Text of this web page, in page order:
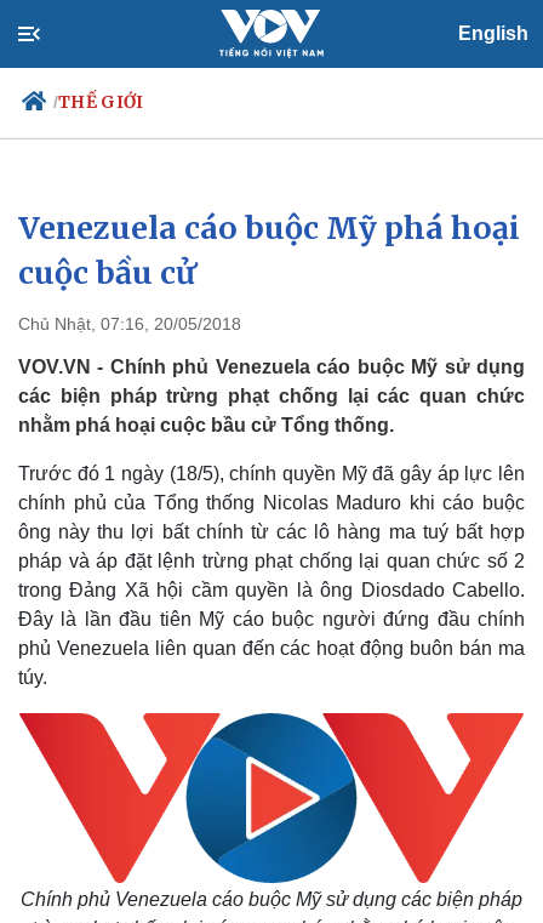
English
/THẾ GIỚI
Chính trị
Đảng
Tổ chức nhân sự
Nhận diện sự thật
Xã hội
Việc làm
Biển đảo
Venezuela cáo buộc Mỹ phá hoại
cuộc bầu cử
Chủ Nhật, 07:16, 20/05/2018
VOV.VN - Chính phủ Venezuela cáo buộc Mỹ sử dụng
các biện pháp trừng phạt chống lại các quan chức
nhằm phá hoại cuộc bầu cử Tổng thống.
Trước đó 1 ngày (18/5), chính quyền Mỹ đã gây áp lực lên
chính phủ của Tổng thống Nicolas Maduro khi cáo buộc
ông này thu lợi bất chính từ các lô hàng ma tuý bất hợp
pháp và áp đặt lệnh trừng phạt chống lại quan chức số 2
trong Đảng Xã hội cầm quyền là ông Diosdado Cabello.
Đây là lần đầu tiên Mỹ cáo buộc người đứng đầu chính
phủ Venezuela liên quan đến các hoạt động buôn bán ma
túy.
Chính phủ Venezuela cáo buộc Mỹ sử dụng các biện pháp